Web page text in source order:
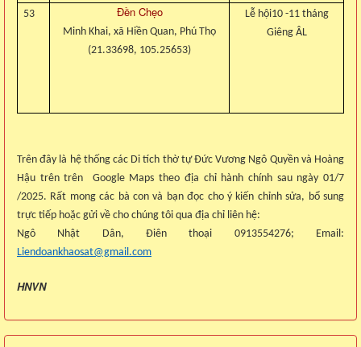
53 Đền Chẹo
Minh Khai, xã Hiền Quan, Phú Thọ
(21.33698, 105.25653)
Lễ hội10 -11 tháng
Giêng ÂL
Trên đây là hệ thống các Di tích thờ tự Đức Vương Ngô Quyền và Hoàng
Hậu trên trên Google Maps theo địa chỉ hành chính sau ngày 01/7
/2025. Rất mong các bà con và bạn đọc cho ý kiến chỉnh sửa, bổ sung
trực tiếp hoặc gửi về cho chúng tôi qua địa chỉ liên hệ:
Ngô Nhật Dân, Điên thoại 0913554276; Email:
Liendoankhaosat@gmail.com
HNVN